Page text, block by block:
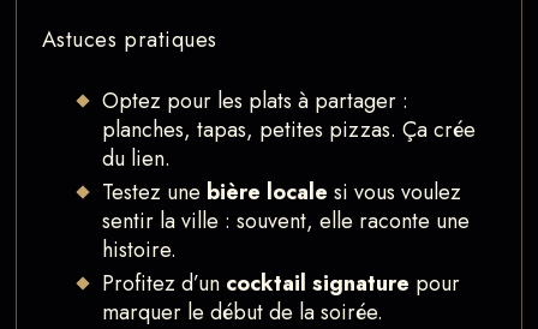
Astuces pratiques
Optez pour les plats à partager :
planches, tapas, petites pizzas. Ça crée
du lien.
Testez une bière locale si vous voulez
sentir la ville : souvent, elle raconte une
histoire.
Profitez d’un cocktail signature pour
marquer le début de la soirée.